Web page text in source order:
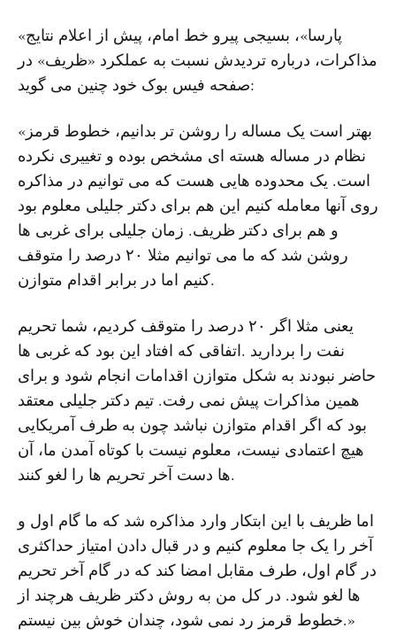
«پارسا»، بسیجی پیرو خط امام، پیش از اعلام نتایج
مذاکرات، درباره تردیدش نسبت به عملکرد «ظریف» در
صفحه فیس بوک خود چنین می گوید:
«بهتر است یک مساله را روشن تر بدانیم، خطوط قرمز
نظام در مساله هسته ای مشخص بوده و تغییری نکرده
است. یک محدوده هایی هست که می توانیم در مذاکره
روی آنها معامله کنیم این هم برای دکتر جلیلی معلوم بود
و هم برای دکتر ظریف. زمان جلیلی برای غربی ها
روشن شد که ما می توانیم مثلا ۲۰ درصد را متوقف
کنیم اما در برابر اقدام متوازن.
یعنی مثلا اگر ۲۰ درصد را متوقف کردیم، شما تحریم
نفت را بردارید .اتفاقی که افتاد این بود که غربی ها
حاضر نبودند به شکل متوازن اقدامات انجام شود و برای
همین مذاکرات پیش نمی رفت. تیم دکتر جلیلی معتقد
بود که اگر اقدام متوازن نباشد چون به طرف آمریکایی
هیچ اعتمادی نیست، معلوم نیست با کوتاه آمدن ما، آن
ها دست آخر تحریم ها را لغو کنند.
اما ظریف با این ابتکار وارد مذاکره شد که ما گام اول و
آخر را یک جا معلوم کنیم و در قبال دادن امتیاز حداکثری
در گام اول، طرف مقابل امضا کند که در گام آخر تحریم
ها لغو شود. در کل من به روش دکتر ظریف هرچند از
خطوط قرمز رد نمی شود، چندان خوش بین نیستم.»